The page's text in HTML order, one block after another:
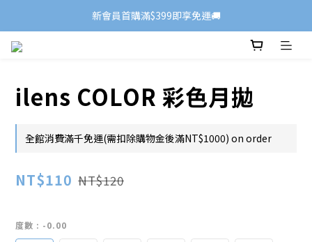
新會員首購滿$399即享免運🚚
ilens COLOR 彩色月拋
全館消費滿千免運(需扣除購物金後滿NT$1000) on order
NT$110 NT$120
度數 : -0.00